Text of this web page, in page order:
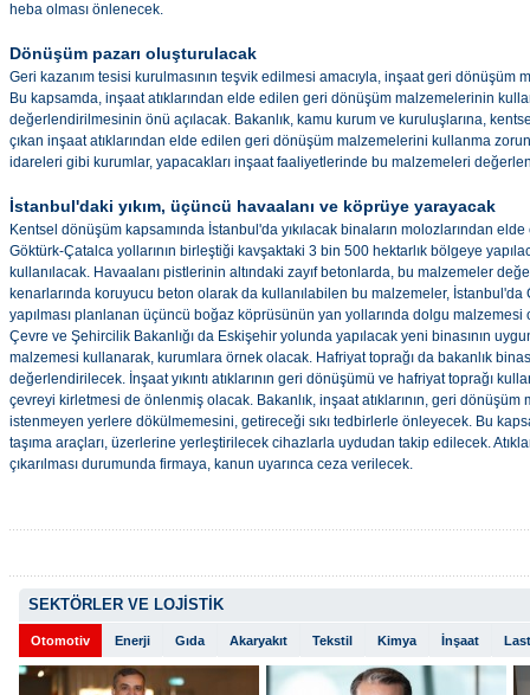
heba olması önlenecek.
Dönüşüm pazarı oluşturulacak
Geri kazanım tesisi kurulmasının teşvik edilmesi amacıyla, inşaat geri dönüşüm
Bu kapsamda, inşaat atıklarından elde edilen geri dönüşüm malzemelerinin
değerlendirilmesinin önü açılacak. Bakanlık, kamu kurum ve kuruluşlarına,
çıkan inşaat atıklarından elde edilen geri dönüşüm malzemelerini kullanma
idareleri gibi kurumlar, yapacakları inşaat faaliyetlerinde bu malzemeleri
İstanbul'daki yıkım, üçüncü havaalanı ve köprüye yarayacak
Kentsel dönüşüm kapsamında İstanbul'da yıkılacak binaların molozlarından
Göktürk-Çatalca yollarının birleştiği kavşaktaki 3 bin 500 hektarlık bölgeye
kullanılacak. Havaalanı pistlerinin altındaki zayıf betonlarda, bu malzemeler
kenarlarında koruyucu beton olarak da kullanılabilen bu malzemeler, İstanbul'da
yapılması planlanan üçüncü boğaz köprüsünün yan yollarında dolgu malzemesi
Çevre ve Şehircilik Bakanlığı da Eskişehir yolunda yapılacak yeni binasının
malzemesi kullanarak, kurumlara örnek olacak. Hafriyat toprağı da bakanlık
değerlendirilecek. İnşaat yıkıntı atıklarının geri dönüşümü ve hafriyat toprağı
çevreyi kirletmesi de önlenmiş olacak. Bakanlık, inşaat atıklarının, geri dönüşüm
istenmeyen yerlere dökülmemesini, getireceği sıkı tedbirlerle önleyecek. Bu
taşıma araçları, üzerlerine yerleştirilecek cihazlarla uydudan takip edilecek.
çıkarılması durumunda firmaya, kanun uyarınca ceza verilecek.
SEKTÖRLER VE LOJİSTİK
Otomotiv Enerji Gıda Akaryakıt Tekstil Kimya İnşaat